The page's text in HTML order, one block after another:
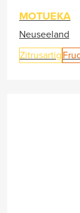
MOTUEKA
Neuseeland
Zitrusartig